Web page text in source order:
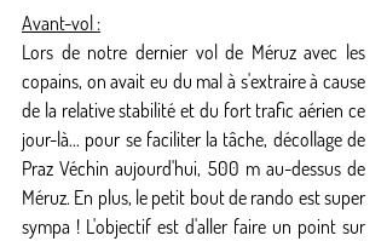
Avant-vol :
Lors de notre dernier vol de Méruz avec les
copains, on avait eu du mal à s'extraire à cause
de la relative stabilité et du fort trafic aérien ce
jour-là... pour se faciliter la tâche, décollage de
Praz Véchin aujourd'hui, 500 m au-dessus de
Méruz. En plus, le petit bout de rando est super
sympa ! L'objectif est d'aller faire un point sur